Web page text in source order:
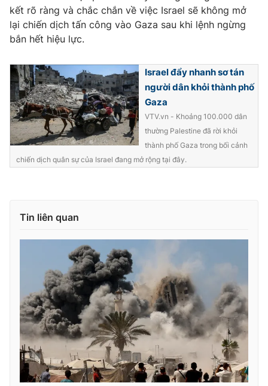
kết rõ ràng và chắc chắn về việc Israel sẽ không mở
lại chiến dịch tấn công vào Gaza sau khi lệnh ngừng
bắn hết hiệu lực.
Israel đẩy nhanh sơ tán
người dân khỏi thành phố
Gaza
VTV.vn - Khoảng 100.000 dân
thường Palestine đã rời khỏi
thành phố Gaza trong bối cảnh
chiến dịch quân sự của Israel đang mở rộng tại đây.
Tin liên quan